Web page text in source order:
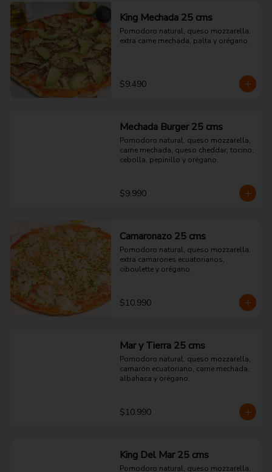
King Mechada 25 cms
Pomodoro natural, queso mozzarella,
extra carne mechada, palta y orégano.
$9.490
Mechada Burger 25 cms
Pomodoro natural, queso mozzarella,
carne mechada, queso cheddar, tocino,
cebolla, pepinillo y orégano.
$9.990
Camaronazo 25 cms
Pomodoro natural, queso mozzarella,
extra camarones ecuatorianos,
ciboulette y orégano.
$10.990
Mar y Tierra 25 cms
Pomodoro natural, queso mozzarella,
camarón ecuatoriano, carne mechada,
albahaca y orégano.
$10.990
King Del Mar 25 cms
Pomodoro natural, queso mozzarella,